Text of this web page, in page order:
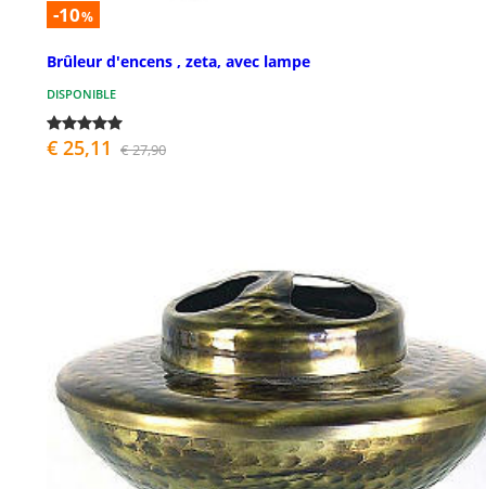
-10%
Brûleur d'encens , zeta, avec lampe
DISPONIBLE
€ 25,11 € 27,90